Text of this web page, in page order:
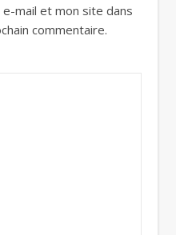
mail et mon site dans
commentaire.